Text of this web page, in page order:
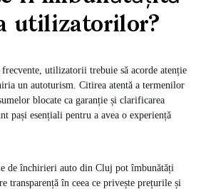
utilizatorilor?
utilizatorii trebuie să acorde atenție
un autoturism. Citirea atentă a termenilor
blocate ca garanție și clarificarea
pași esențiali pentru a avea o experiență
de închirieri auto din Cluj pot îmbunătăți
transparență în ceea ce privește prețurile și